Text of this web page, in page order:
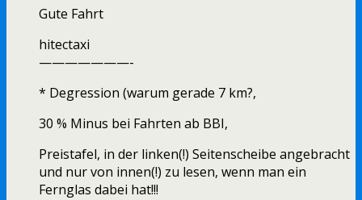
Gute Fahrt
hitectaxi
———————-
* Degression (warum gerade 7 km?,
30 % Minus bei Fahrten ab BBI,
Preistafel, in der linken(!) Seitenscheibe angebracht
und nur von innen(!) zu lesen, wenn man ein
Fernglas dabei hat!!!